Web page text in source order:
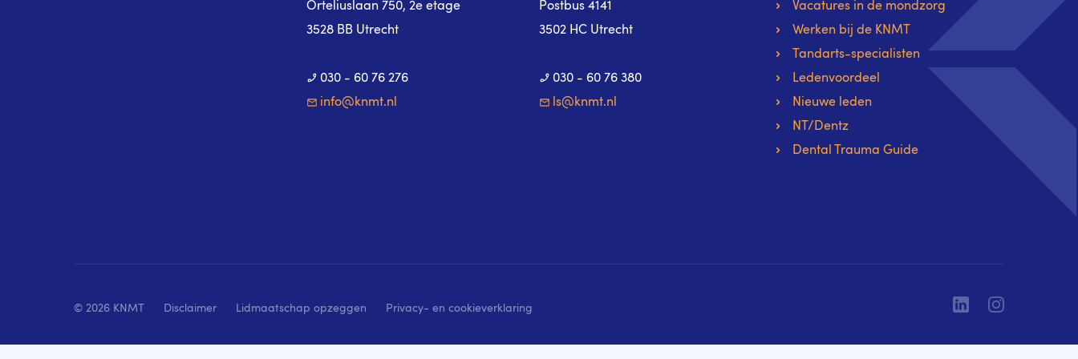
Orteliuslaan 750, 2e etage
3528 BB Utrecht
030 - 60 76 276
info@knmt.nl
Postbus 4141
3502 HC Utrecht
030 - 60 76 380
ls@knmt.nl
Vacatures in de mondzorg
Werken bij de KNMT
Tandarts-specialisten
Ledenvoordeel
Nieuwe leden
NT/Dentz
Dental Trauma Guide
© 2026 KNMT Disclaimer Lidmaatschap opzeggen Privacy- en cookieverklaring Linkedin